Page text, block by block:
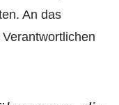
An das